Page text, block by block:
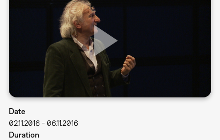
Date
02.11.2016- 06.11.2016
Duration